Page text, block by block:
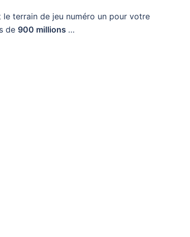
le terrain de jeu numéro un pour votre
de 900 millions …